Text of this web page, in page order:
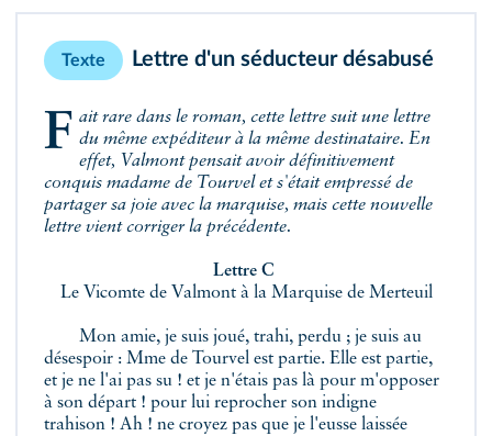
Texte Lettre d'un séducteur désabusé
Fait rare dans le roman, cette lettre suit une lettre du même expéditeur à la même destinataire. En
effet, Valmont pensait avoir définitivement
conquis madame de Tourvel et s'était empressé de
partager sa joie avec la marquise, mais cette nouvelle
lettre vient corriger la précédente.
Lettre C
Le Vicomte de Valmont à la Marquise de Merteuil
Mon amie, je suis joué, trahi, perdu ; je suis au
désespoir : Mme de Tourvel est partie. Elle est partie,
et je ne l'ai pas su ! et je n'étais pas là pour m'opposer
à son départ ! pour lui reprocher son indigne
trahison ! Ah ! ne croyez pas que je l'eusse laissée